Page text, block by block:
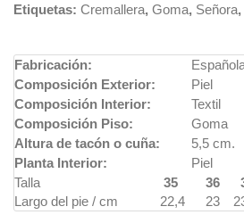
Etiquetas: Cremallera, Goma, Señora,
Fabricación:
Composición Exterior:
Piel
Composición Interior:
Textil
Composición Piso:
Goma
Altura de tacón o cuña:
5,5 cm.
Planta Interior:
Piel
Talla
35 36
Largo del pie / cm
22,4 23